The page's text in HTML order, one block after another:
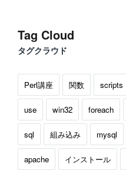
Tag Cloud
タグクラウド
Perl講座 関数 scripts
use win32 foreach
sql 組み込み mysql
apache インストール